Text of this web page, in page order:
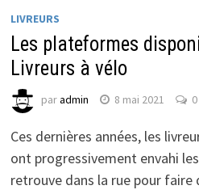
LIVREURS
Les plateformes
Livreurs à vélo
paradmin 8 mai 2021 0
Ces dernières années, les
ont progressivement envahi
retrouve dans la rue pour